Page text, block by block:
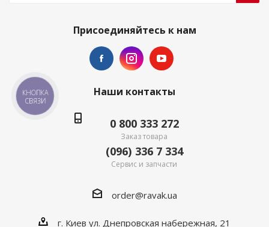
Присоединяйтесь к нам
Наши контакты
0 800 333 272
Заказ товара
(096) 336 7 334
Сервис и запчасти
order@ravak.ua
г. Киев ул. Днепровская набережная, 21
КНОПКА
СВЯЗИ